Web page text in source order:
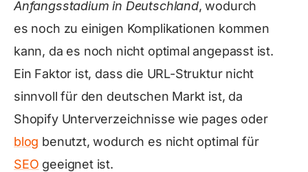
Anfangsstadium in Deutschland, wodurch
es noch zu einigen Komplikationen kommen
kann, da es noch nicht optimal angepasst ist.
Ein Faktor ist, dass die URL-Struktur nicht
sinnvoll für den deutschen Markt ist, da
Shopify Unterverzeichnisse wie pages oder
blog benutzt, wodurch es nicht optimal für
SEO geeignet ist.